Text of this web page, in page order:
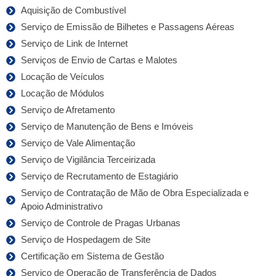
Aquisição de Combustível
Serviço de Emissão de Bilhetes e Passagens Aéreas
Serviço de Link de Internet
Serviços de Envio de Cartas e Malotes
Locação de Veículos
Locação de Módulos
Serviço de Afretamento
Serviço de Manutenção de Bens e Imóveis
Serviço de Vale Alimentação
Serviço de Vigilância Terceirizada
Serviço de Recrutamento de Estagiário
Serviço de Contratação de Mão de Obra Especializada e
Apoio Administrativo
Serviço de Controle de Pragas Urbanas
Serviço de Hospedagem de Site
Certificação em Sistema de Gestão
Serviço de Operação de Transferência de Dados